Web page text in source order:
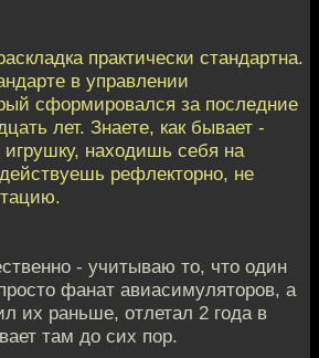
практически стандартна.
в управлении
сформировался за последние
лет. Знаете, как бывает -
находишь себя на
рефлекторно, не
- учитываю то, что один
фанат авиасимуляторов, а
их раньше, отлетал 2 года в
там до сих пор.